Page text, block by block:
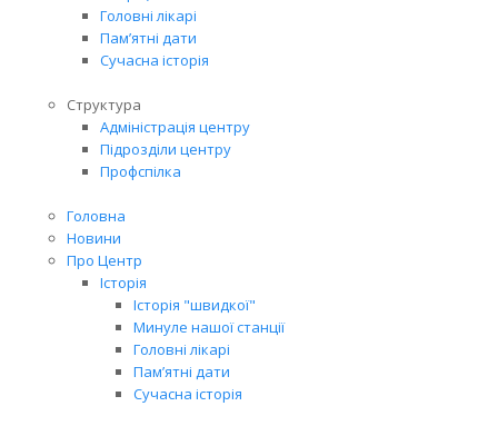
Головні лікарі
Пам’ятні дати
Сучасна історія
Структура
Адміністрація центру
Підрозділи центру
Профспілка
Головна
Новини
Про Центр
Історія
Історія "швидкої"
Минуле нашої станції
Головні лікарі
Пам’ятні дати
Сучасна історія